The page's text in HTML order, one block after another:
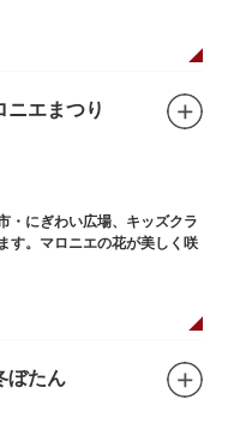
ニエまつり
・にぎわい広場、キッズクラ
す。マロニエの花が美しく咲
たん